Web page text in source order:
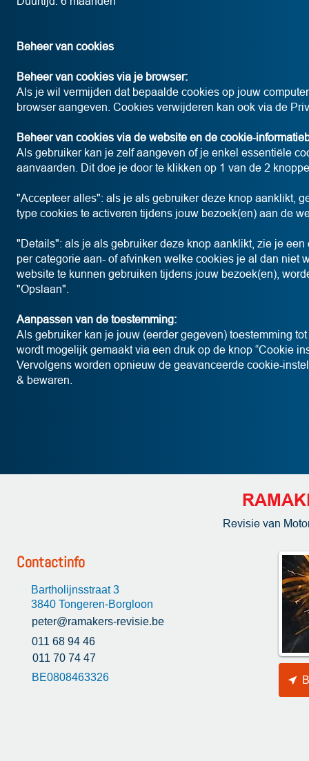
Beheer van cookies
Beheer van cookies via je browser:
Als je wil vermijden dat bepaalde cookies op jouw
browser aangeven. Cookies verwijderen kan ook via de
Beheer van cookies via de website en de cookie-
Als gebruiker kan je zelf aangeven of je enkel essentiële
aanvaarden. Dit doe je door te klikken op 1 van de 2
"Accepteer alles": als je als gebruiker deze knop aanklikt,
type cookies te activeren tijdens jouw bezoek(en) aan de
"Details": als je als gebruiker deze knop aanklikt, zie je
per categorie aan- of afvinken welke cookies je al dan niet
website te kunnen gebruiken tijdens jouw bezoek(en),
"Opslaan".
Aanpassen van de toestemming:
Als gebruiker kan je jouw (eerder gegeven) toestemming
wordt mogelijk gemaakt via een druk op de knop “Cookie
Vervolgens worden opnieuw de geavanceerde cookie-
& bewaren.
Revisie van
Contactinfo
Bartholijnsstraat 3
3840 Tongeren-Borgloon
peter@ramakers-revisie.be
011 68 94 46
011 70 74 47
BE0808463326